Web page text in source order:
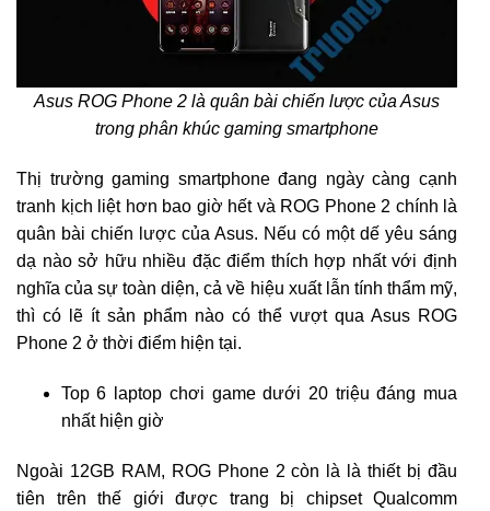
Asus ROG Phone 2 là quân bài chiến lược của Asus
trong phân khúc gaming smartphone
Thị trường gaming smartphone đang ngày càng cạnh
tranh kịch liệt hơn bao giờ hết và ROG Phone 2 chính là
quân bài chiến lược của Asus. Nếu có một dế yêu sáng
dạ nào sở hữu nhiều đặc điểm thích hợp nhất với định
nghĩa của sự toàn diện, cả về hiệu xuất lẫn tính thẩm mỹ,
thì có lẽ ít sản phẩm nào có thể vượt qua Asus ROG
Phone 2 ở thời điểm hiện tại.
Top 6 laptop chơi game dưới 20 triệu đáng mua
nhất hiện giờ
Ngoài 12GB RAM, ROG Phone 2 còn là là thiết bị đầu
tiên trên thế giới được trang bị chipset Qualcomm